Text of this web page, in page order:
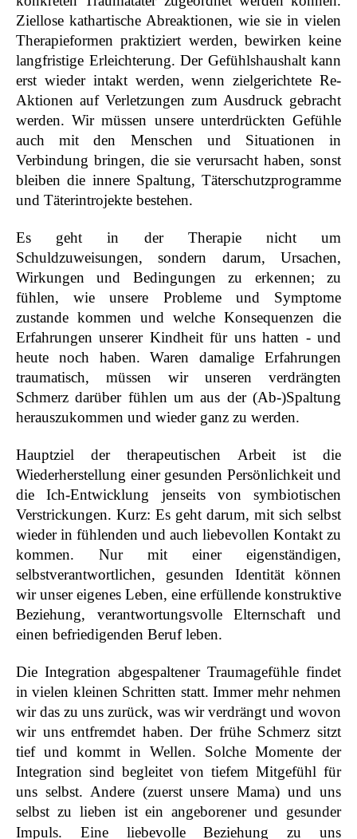
Ziellose kathartische Abreaktionen, wie sie in vielen
Therapieformen praktiziert werden, bewirken keine
langfristige Erleichterung. Der Gefühlshaushalt kann
erst wieder intakt werden, wenn zielgerichtete Re-
Aktionen auf Verletzungen zum Ausdruck gebracht
werden. Wir müssen unsere unterdrückten Gefühle
auch mit den Menschen und Situationen in
Verbindung bringen, die sie verursacht haben, sonst
bleiben die innere Spaltung, Täterschutzprogramme
und Täterintrojekte bestehen.
Es geht in der Therapie nicht um
Schuldzuweisungen, sondern darum, Ursachen,
Wirkungen und Bedingungen zu erkennen; zu
fühlen, wie unsere Probleme und Symptome
zustande kommen und welche Konsequenzen die
Erfahrungen unserer Kindheit für uns hatten - und
heute noch haben. Waren damalige Erfahrungen
traumatisch, müssen wir unseren verdrängten
Schmerz darüber fühlen um aus der (Ab-)Spaltung
herauszukommen und wieder ganz zu werden.
Hauptziel der therapeutischen Arbeit ist die
Wiederherstellung einer gesunden Persönlichkeit und
die Ich-Entwicklung jenseits von symbiotischen
Verstrickungen. Kurz: Es geht darum, mit sich selbst
wieder in fühlenden und auch liebevollen Kontakt zu
kommen. Nur mit einer eigenständigen,
selbstverantwortlichen, gesunden Identität können
wir unser eigenes Leben, eine erfüllende konstruktive
Beziehung, verantwortungsvolle Elternschaft und
einen befriedigenden Beruf leben.
Die Integration abgespaltener Traumagefühle findet
in vielen kleinen Schritten statt. Immer mehr nehmen
wir das zu uns zurück, was wir verdrängt und wovon
wir uns entfremdet haben. Der frühe Schmerz sitzt
tief und kommt in Wellen. Solche Momente der
Integration sind begleitet von tiefem Mitgefühl für
uns selbst. Andere (zuerst unsere Mama) und uns
selbst zu lieben ist ein angeborener und gesunder
Impuls. Eine liebevolle Beziehung zu uns